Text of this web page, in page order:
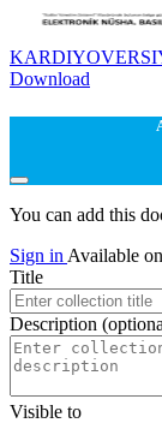
Download
You can add this
Sign in Available
Title
Description
Visible to